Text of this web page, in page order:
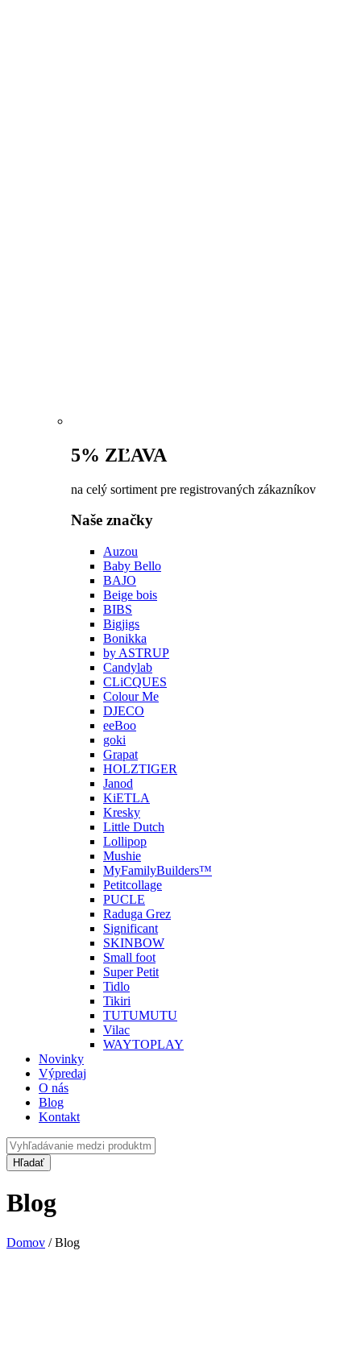
5% ZĽAVA
na celý sortiment pre registrovaných zákazníkov
Naše značky
Auzou
Baby Bello
BAJO
Beige bois
BIBS
Bigjigs
Bonikka
by ASTRUP
Candylab
CLiCQUES
Colour Me
DJECO
eeBoo
goki
Grapat
HOLZTIGER
Janod
KiETLA
Kresky
Little Dutch
Lollipop
Mushie
MyFamilyBuilders™
Petitcollage
PUCLE
Raduga Grez
Significant
SKINBOW
Small foot
Super Petit
Tidlo
Tikiri
TUTUMUTU
Vilac
WAYTOPLAY
Novinky
Výpredaj
O nás
Blog
Kontakt
Blog
Domov / Blog